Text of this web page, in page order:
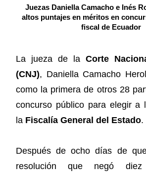
Juezas Daniella Camacho e Inés
altos puntajes en méritos en
fiscal de Ecuador
La jueza de la Corte
(CNJ), Daniella Camacho
como la primera de otros 28
concurso público para elegir a
la Fiscalía General del Estado.
Después de ocho días de
resolución que negó